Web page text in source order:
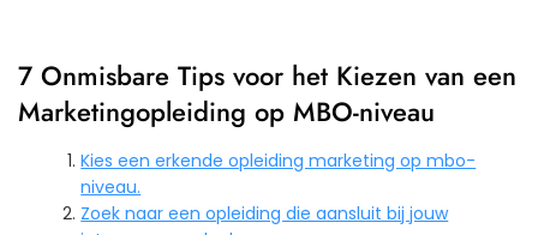
7 Onmisbare Tips voor het Kiezen van een
Marketingopleiding op MBO-niveau
Kies een erkende opleiding marketing op mbo-
niveau.
Zoek naar een opleiding die aansluit bij jouw